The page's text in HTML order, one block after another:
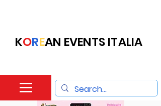
KOREAN EVENTS ITALIA